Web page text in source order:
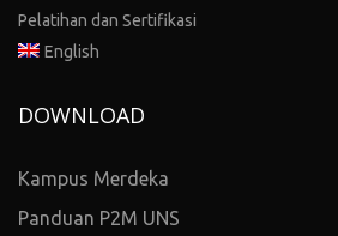
Pelatihan dan Sertifikasi
English
DOWNLOAD
Kampus Merdeka
Panduan P2M UNS